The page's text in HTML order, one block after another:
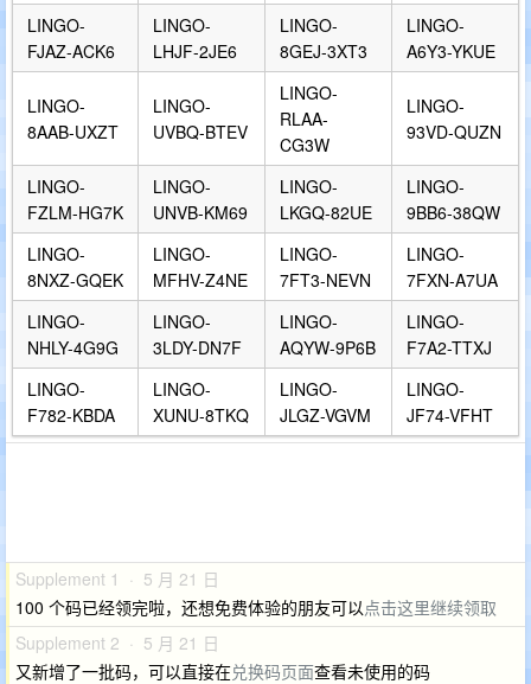
LINGO-
FJAZ-ACK6
LINGO-
LHJF-2JE6
LINGO-
8GEJ-3XT3
LINGO-
A6Y3-YKUE
LINGO-
8AAB-UXZT
LINGO-
UVBQ-BTEV
LINGO-
RLAA-
CG3W
LINGO-
93VD-QUZN
LINGO-
FZLM-HG7K
LINGO-
UNVB-KM69
LINGO-
LKGQ-82UE
LINGO-
9BB6-38QW
LINGO-
8NXZ-GQEK
LINGO-
MFHV-Z4NE
LINGO-
7FT3-NEVN
LINGO-
7FXN-A7UA
LINGO-
NHLY-4G9G
LINGO-
3LDY-DN7F
LINGO-
AQYW-9P6B
LINGO-
F7A2-TTXJ
LINGO-
F782-KBDA
LINGO-
XUNU-8TKQ
LINGO-
JLGZ-VGVM
LINGO-
JF74-VFHT
Supplement 1 · 5 月 21 日
100 个码已经领完啦，还想免费体验的朋友可以 点击这里继续领取
Supplement 2 · 5 月 21 日
又新增了一批码，可以直接在兑换码页面查看未使用的码